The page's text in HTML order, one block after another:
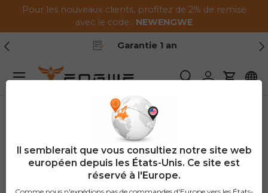
Passer au contenu
Pour les nouveaux clients, profitez de 2% de remise
avec le code : NEWENGWE
Précédent
Garantie 1 an
Recherche
Se Panier
Menu
vélo électrique ENGWE
vélo électrique
Il semblerait que vous consultiez notre site web
européen depuis les États-Unis. Ce site est
réservé à l'Europe.